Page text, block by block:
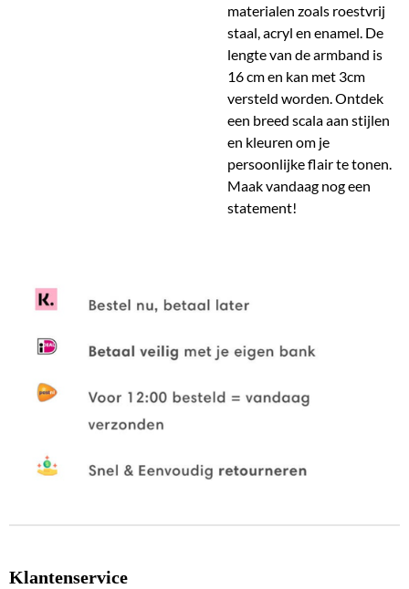
materialen zoals roestvrij
staal, acryl en enamel. De
lengte van de armband is
16 cm en kan met 3cm
versteld worden. Ontdek
een breed scala aan stijlen
en kleuren om je
persoonlijke flair te tonen.
Maak vandaag nog een
statement!
Klantenservice